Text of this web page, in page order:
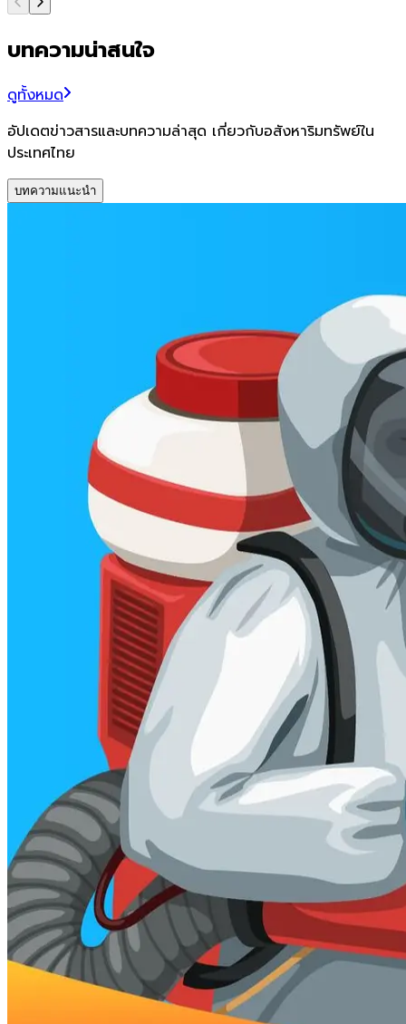
บทความน่าสนใจ
ดูทั้งหมด
อัปเดตข่าวสารและบทความล่าสุด เกี่ยวกับอสังหาริมทรัพย์ใน
ประเทศไทย
บทความแนะนำ